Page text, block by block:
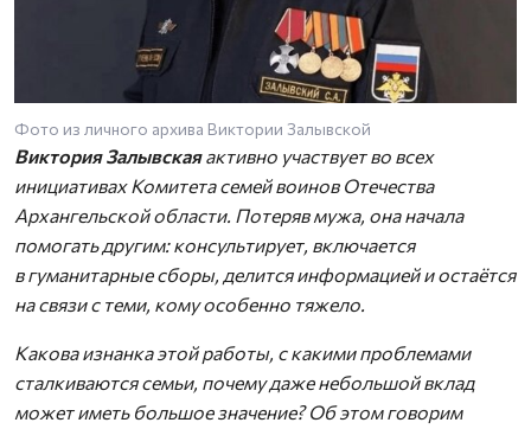
Фото из личного архива Виктории Залывской
Виктория Залывскаяактивно участвует во всех
инициативах Комитета семей воинов Отечества
Архангельской области. Потеряв мужа, она начала
помогать другим: консультирует, включается
в гуманитарные сборы, делится информацией и остаётся
на связи с теми, кому особенно тяжело.
Какова изнанка этой работы, с какими проблемами
сталкиваются семьи, почему даже небольшой вклад
может иметь большое значение? Об этом говорим